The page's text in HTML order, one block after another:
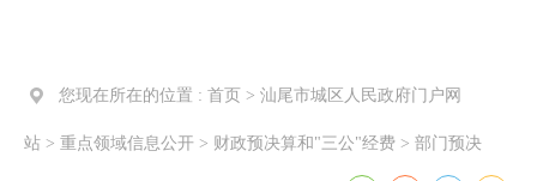
您现在所在的位置 : 首页 > 汕尾市城区人民政府门户网
站 > 重点领域信息公开 > 财政预决算和"三公"经费 > 部门预决